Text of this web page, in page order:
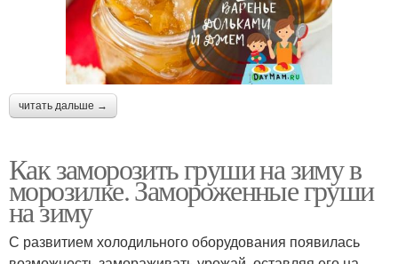
читать дальше →
Как заморозить груши на зиму в
морозилке. Замороженные груши
на зиму
С развитием холодильного оборудования появилась